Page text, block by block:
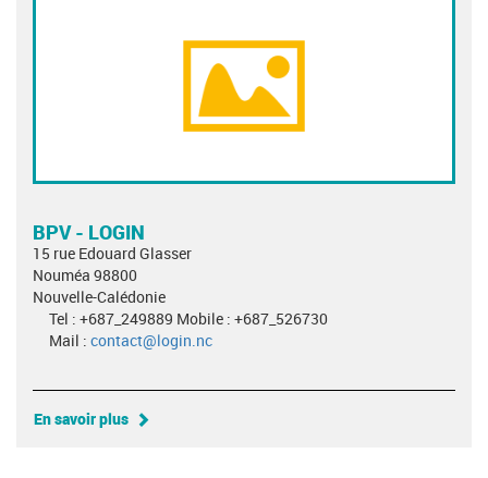
BPV - LOGIN
15 rue Edouard Glasser
Nouméa 98800
Nouvelle-Calédonie
Tel : +687_249889 Mobile : +687_526730
Mail : contact@login.nc
En savoir plus